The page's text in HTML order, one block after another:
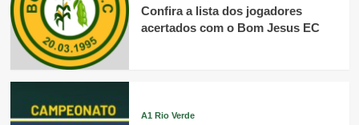
Confira a lista dos jogadores
acertados com o Bom Jesus EC
A1 Rio Verde